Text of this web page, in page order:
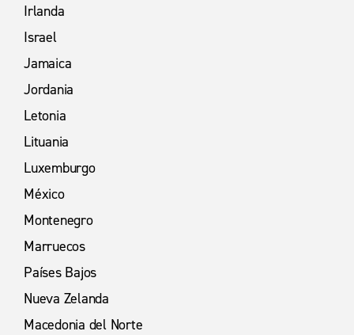
Irlanda
Israel
Jamaica
Jordania
Letonia
Lituania
Luxemburgo
México
Montenegro
Marruecos
Países Bajos
Nueva Zelanda
Macedonia del Norte